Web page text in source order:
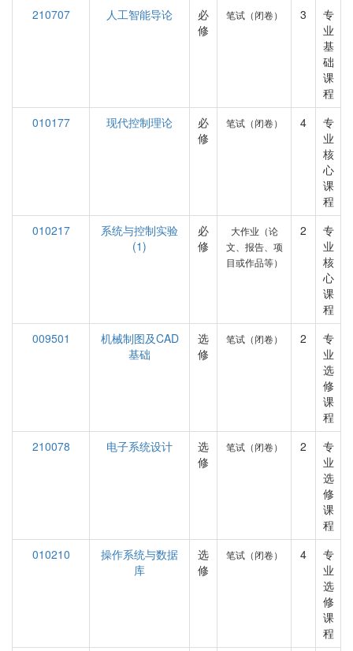
210707 人工智能导论
必
修
笔试（闭卷） 3
专
业
基
础
课
程
010177
现代控制理论
必
修
笔试（闭卷） 4
专
业
核
心
课
程
010217
系统与控制实验
(1)
必
修
大作业（论
文、报告、项
目或作品等）
2
专
业
核
心
课
程
009501
机械制图及CAD
基础
选
修
笔试（闭卷） 2
专
业
选
修
课
程
210078
电子系统设计
选
修
笔试（闭卷） 2
专
业
选
修
课
程
010210
操作系统与数据
库
选
修
笔试（闭卷） 4
专
业
选
修
课
程